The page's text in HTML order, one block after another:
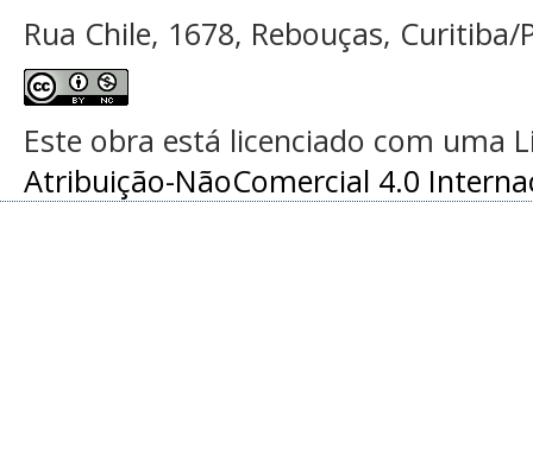
Rua Chile, 1678, Rebouças, Curitiba/
Este obra está licenciado com uma
Atribuição-NãoComercial 4.0